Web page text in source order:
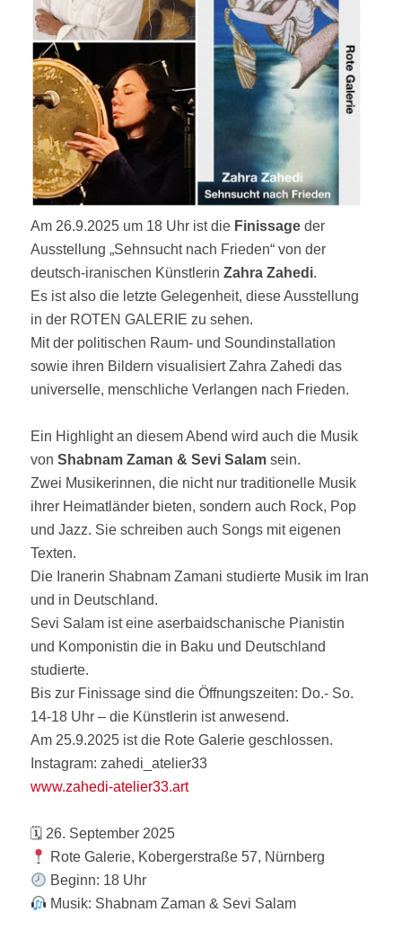
Am 26.9.2025 um 18 Uhr ist die Finissage der
Ausstellung „Sehnsucht nach Frieden“ von der
deutsch-iranischen KünstlerinZahra Zahedi.
Es ist also die letzte Gelegenheit, diese Ausstellung
in der ROTEN GALERIE zu sehen.
Mit der politischen Raum- und Soundinstallation
sowie ihren Bildern visualisiert Zahra Zahedi das
universelle, menschliche Verlangen nach Frieden.
Ein Highlight an diesem Abend wird auch die Musik
vonShabnam Zaman & Sevi Salam sein.
Zwei Musikerinnen, die nicht nur traditionelle Musik
ihrer Heimatländer bieten, sondern auch Rock, Pop
und Jazz. Sie schreiben auch Songs mit eigenen
Texten.
Die Iranerin Shabnam Zamani studierte Musik im Iran
und in Deutschland.
Sevi Salam ist eine aserbaidschanische Pianistin
und Komponistin die in Baku und Deutschland
studierte.
Bis zur Finissage sind die Öffnungszeiten: Do.- So.
14-18 Uhr – die Künstlerin ist anwesend.
Am 25.9.2025 ist die Rote Galerie geschlossen.
Instagram: zahedi_atelier33
www.zahedi-atelier33.art
🗓 26. September 2025
Rote Galerie, Kobergerstraße 57, Nürnberg
Beginn: 18 Uhr
Musik: Shabnam Zaman & Sevi Salam